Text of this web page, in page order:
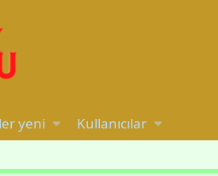
yeni Kullanıcılar